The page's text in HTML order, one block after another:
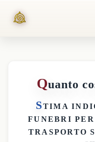
Quanto
STIMA
FUNEBRI
TRASPORTO